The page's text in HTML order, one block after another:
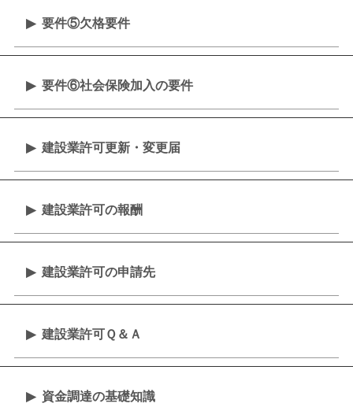
要件⑤欠格要件
要件⑥社会保険加入の要件
建設業許可更新・変更届
建設業許可の報酬
建設業許可の申請先
建設業許可Ｑ＆Ａ
資金調達の基礎知識